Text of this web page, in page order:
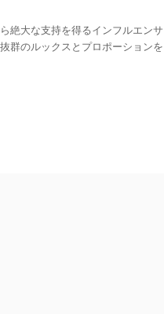
絶大な支持を得るインフルエンサ
群のルックスとプロポーションを